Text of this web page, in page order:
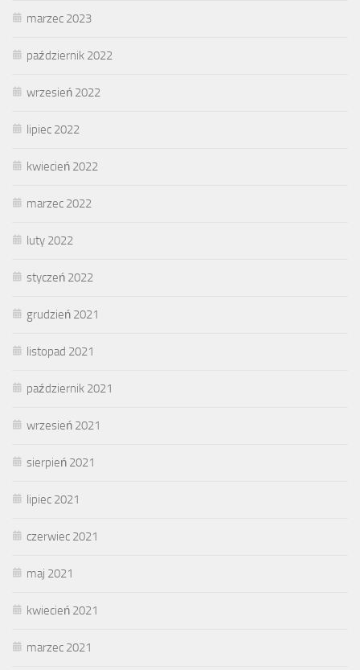
marzec 2023
październik 2022
wrzesień 2022
lipiec 2022
kwiecień 2022
marzec 2022
luty 2022
styczeń 2022
grudzień 2021
listopad 2021
październik 2021
wrzesień 2021
sierpień 2021
lipiec 2021
czerwiec 2021
maj 2021
kwiecień 2021
marzec 2021